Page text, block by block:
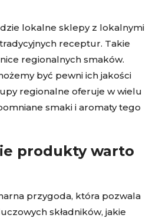
lokalne sklepy z lokalnymi
receptur. Takie
regionalnych smaków.
być pewni ich jakości
regionalne oferuje w wielu
smaki i aromaty tego
produkty warto
przygoda, która pozwala
składników, jakie